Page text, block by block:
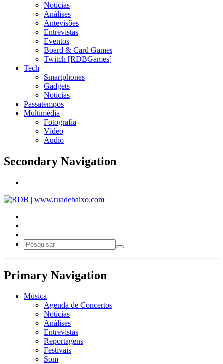
Notícias
Análises
Antevisões
Entrevistas
Eventos
Board & Card Games
Twitch [RDBGames]
Tech
Smartphones
Gadgets
Notícias
Passatempos
Multimédia
Fotografia
Vídeo
Audio
Secondary Navigation
Primary Navigation
Música
Agenda de Concertos
Notícias
Análises
Entrevistas
Reportagens
Festivais
Som